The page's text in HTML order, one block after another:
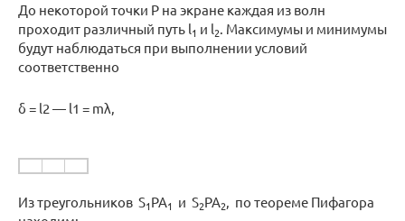
До некоторой точки P на экране каждая из волн
проходит различный путь l1 и l2. Максимумы и минимумы
будут наблюдаться при выполнении условий
соответственно
δ = l2 — l1 = mλ,
Из треугольников S1PA1 и S2PA2, по теореме Пифагора